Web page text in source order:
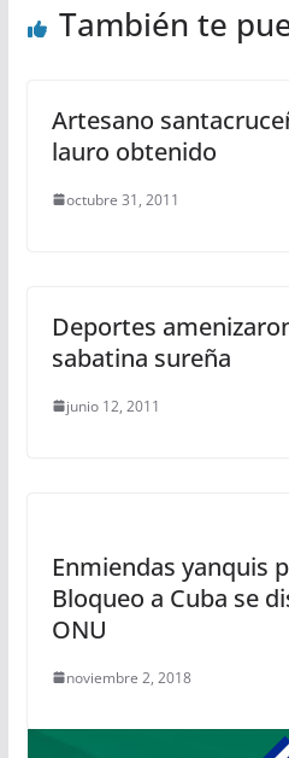
También te
Artesano
lauro obtenido
octubre 31, 2011
Deportes
sabatina sureña
junio 12, 2011
Enmiendas yanquis
Bloqueo a Cuba se
ONU
noviembre 2, 2018